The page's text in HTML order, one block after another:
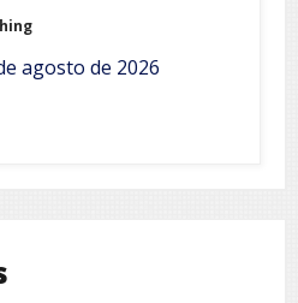
agosto de 2026